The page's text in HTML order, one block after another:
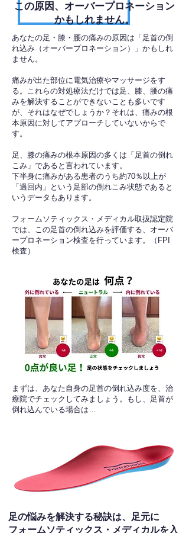
​この原因、オーバープロネーション
かもしれません。
あなたの足・膝・腰の痛みの原因は「足首の倒
れ込み（オーバープロネーション）」かもしれ
ません。
痛みが出た部位に電気治療やマッサージをす
る。これらの対処療法だけでは足、膝、腰の痛
みを解決することができないことも多いです
が、それはなぜでしょうか？それは、痛みの根
本原因に対してアプローチしていないからで
す。
足、膝の痛みの根本原因の多くは「足首の倒れ
こみ」であると言われています。
下半身に痛みがある患者のうち約70％以上が
「過回内」という足部の倒れこみ状態であると
いうデータもあります。
フォームソティックス・メディカル取扱認定院
では、この足首の倒れ込みを評価する、オーバ
ープロネーション検査を行っています。（FPI
検査）​
​まずは、あなた自身の足首の倒れ込み度を、治
療院でチェックしてみましょう。もし、足首が
倒れ込んでいる場合は…
足の悩みを解決する秘訣は、足元に
フォームソティックス・メディカルを入